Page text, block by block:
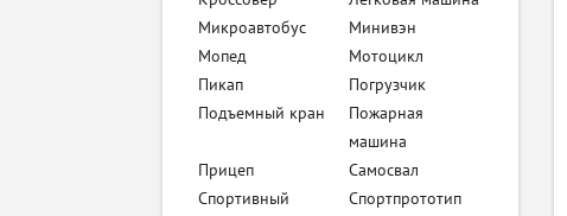
Микроавтобус
Минивэн
Мопед
Мотоцикл
Пикап
Погрузчик
Подъемный кран
Пожарная
машина
Прицеп
Самосвал
Спортивный
Спортпрототип